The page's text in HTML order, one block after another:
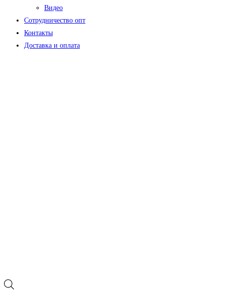
Видео
Сотрудничество опт
Контакты
Доставка и оплата